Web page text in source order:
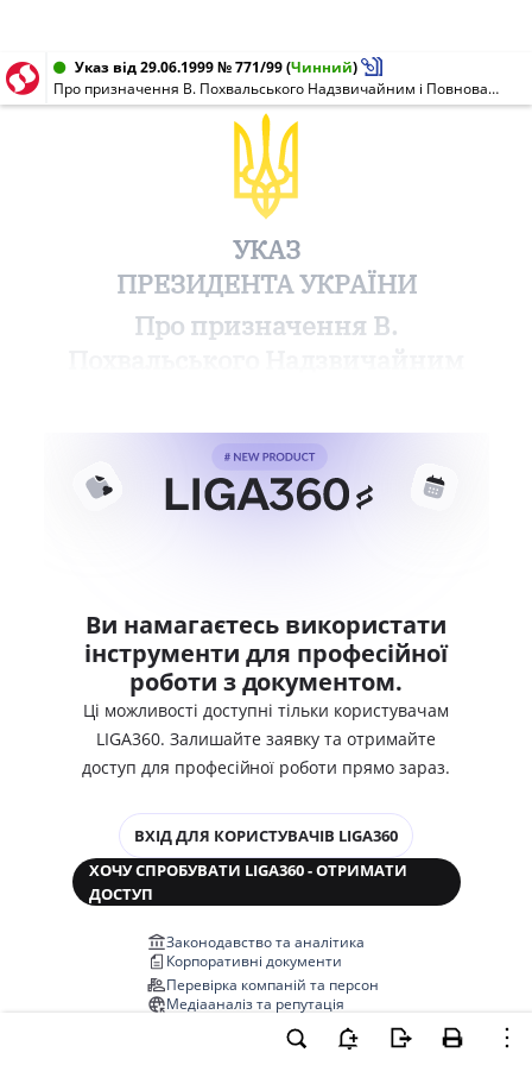
Указ від 29.06.1999 № 771/99(Чинний)
Про призначення В. Похвальського Надзвичайним і Повноважним Послом України в Республіці Македонія
УКАЗ
ПРЕЗИДЕНТА УКРАЇНИ
Про призначення В.
Ви намагаєтесь використати
інструменти для професійної
роботи з документом.
Ці можливості доступні тільки користувачам
LIGA360. Залишайте заявку та отримайте
доступ для професійної роботи прямо зараз.
ВХІД ДЛЯ КОРИСТУВАЧІВ LIGA360
ХОЧУ СПРОБУВАТИ LIGA360 - ОТРИМАТИ
ДОСТУП
Законодавство та аналітика
Корпоративні документи
Перевірка компаній та персон
Медіааналіз та репутація
Аналіз судової практики
Автоматизація договорів